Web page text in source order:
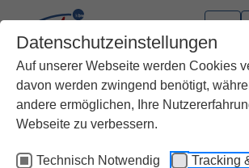
Datenschutzeinstellungen
Auf unserer Webseite werden Cookies
davon werden zwingend benötigt,
andere ermöglichen, Ihre
Webseite zu verbessern.
Technisch Notwendig Tracking